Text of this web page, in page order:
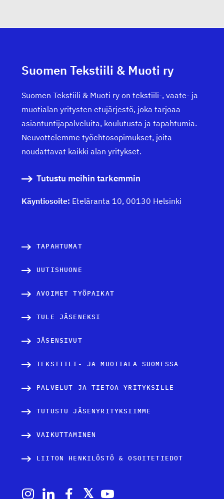
Suomen Tekstiili & Muoti ry
Suomen Tekstiili & Muoti ry on tekstiili-, vaate- ja
muotialan yritysten etujärjestö, joka tarjoaa
asiantuntijapalveluita, koulutusta ja tapahtumia.
Neuvottelemme työehtosopimukset, joita
noudattavat kaikki alan yritykset.
Tutustu meihin tarkemmin
Käyntiosoite: Eteläranta 10, 00130 Helsinki
TAPAHTUMAT
UUTISHUONE
AVOIMET TYÖPAIKAT
TULE JÄSENEKSI
JÄSENSIVUT
TEKSTIILI- JA MUOTIALA SUOMESSA
PALVELUT JA TIETOA YRITYKSILLE
TUTUSTU JÄSENYRITYKSIIMME
VAIKUTTAMINEN
LIITON HENKILÖSTÖ & OSOITETIEDOT